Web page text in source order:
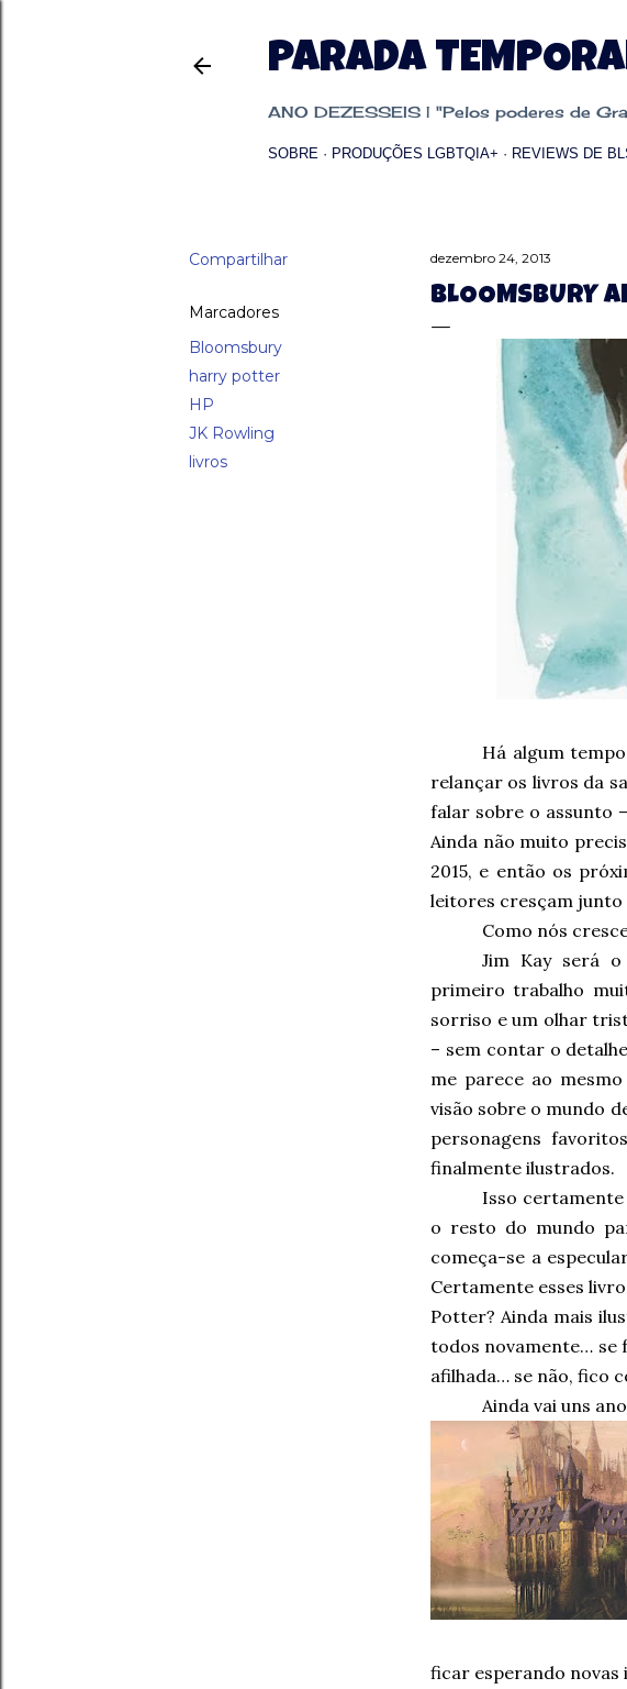
PARADA
ANO DEZESSEIS | "Pelos poderes de
SOBRE PRODUÇÕES LGBTQIA+ REVIEWS DE
Compartilhar
Marcadores
Bloomsbury
harry potter
HP
JK Rowling
livros
dezembro 24, 2013
BLOOMSBURY
Há algum
relançar os livros da
falar sobre o assunto
Ainda não muito
2015, e então os
leitores cresçam junto
Como nós
Jim Kay será o
primeiro trabalho
sorriso e um olhar
– sem contar o
me parece ao
visão sobre o mundo
personagens
finalmente ilustrados.
Isso
o resto do mundo
começa-se a
Certamente esses
Potter? Ainda mais
todos novamente… se
afilhada… se não, fico
Ainda vai uns
ficar esperando novas